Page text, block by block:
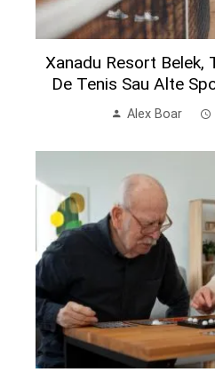
Xanadu Resort Belek,
De Tenis Sau Alte
Alex Boar